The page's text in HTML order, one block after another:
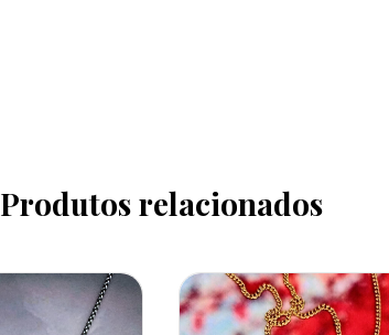
Produtos relacionados